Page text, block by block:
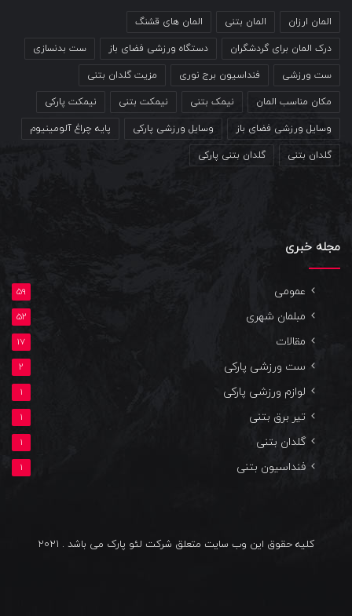
المان ارزان المان بتنی المان های قشنگ
درک المان برای گردشگران دستگاه ورزشی فضای باز ست بدنسازی
ست ورزشی فنداسیون برج نوری مزیت گلدان بتنی
مکان مناسب المان نیمک بتنی نیمکت بتنی نیمکت پارکی
وسایل ورزشی فضای باز وسایل ورزشی پارکی پایه چراغ آلومینیوم
گلدان بتنی گلدان بتنی پارکی
مجله خبری
عمومی 59
مبلمان شهری 52
مقالات 17
ست ورزشی پارکی 2
لوازم ورزشی پارکی 1
تیر برق بتنی 1
گلدان بتنی 1
فنداسیون بتنی 1
کلیه حقوق این وب سایت متعلق شرکت لئو پارک می باشد . 2021